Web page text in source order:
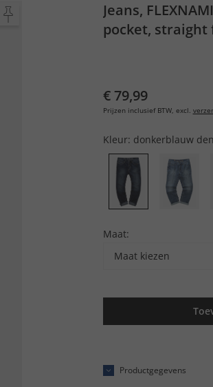
Jeans,
pocket, straight
€ 79,99
Prijzen inclusief BTW, excl.
Kleur: donkerblauw
Maat:
Maat kiezen
Productgegevens